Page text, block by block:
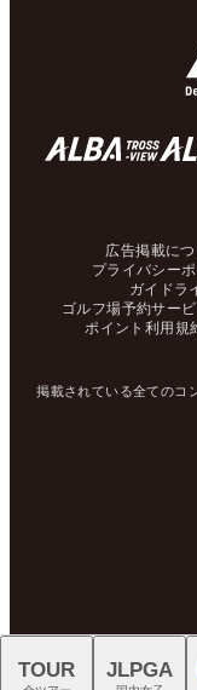
広告掲載に
プライバシー
ガイドラ
ゴルフ場予約サー
ポイント利用規
掲載されている全てのコ
TOUR JLPGA